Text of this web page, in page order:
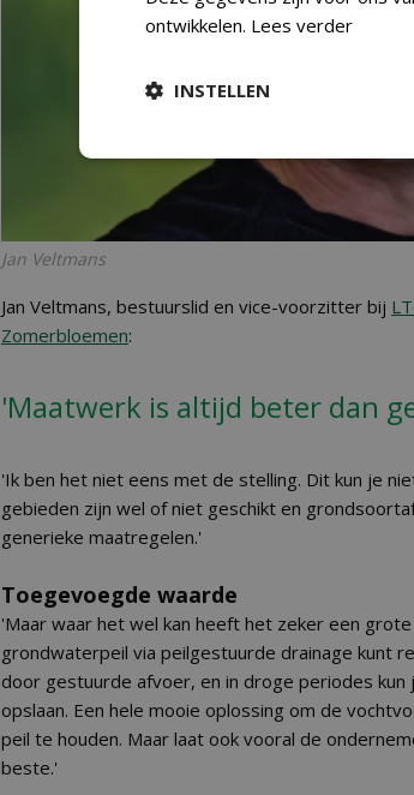
Jan Veltmans
Jan Veltmans, bestuurslid en vice-voorzitter bij
Zomerbloemen:
'Maatwerk is altijd beter dan
'Ik ben het niet eens met de stelling. Dit kun je
gebieden zijn wel of niet geschikt en
generieke maatregelen.'
Toegevoegde waarde
'Maar waar het wel kan heeft het zeker een
grondwaterpeil via peilgestuurde drainage kunt
door gestuurde afvoer, en in droge periodes
opslaan. Een hele mooie oplossing om de
peil te houden. Maar laat ook vooral de
beste.'
ontwikkelen. Lees verder
INSTELLEN